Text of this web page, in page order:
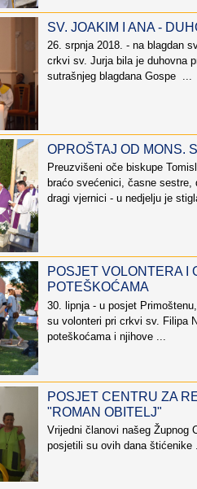
SV. JOAKIM I ANA -
26. srpnja 2018. - na blagdan
crkvi sv. Jurja bila je duhovna
sutrašnjeg blagdana Gospe ...
OPROŠTAJ OD MONS.
Preuzvišeni oče biskupe
braćo svećenici, časne sestre,
dragi vjernici - u nedjelju je
POSJET VOLONTERA I
POTEŠKOĆAMA
30. lipnja - u posjet
su volonteri pri crkvi sv. Filipa
poteškoćama i njihove ...
POSJET CENTRU ZA
"ROMAN OBITELJ"
Vrijedni članovi našeg Župnog
posjetili su ovih dana štićenike